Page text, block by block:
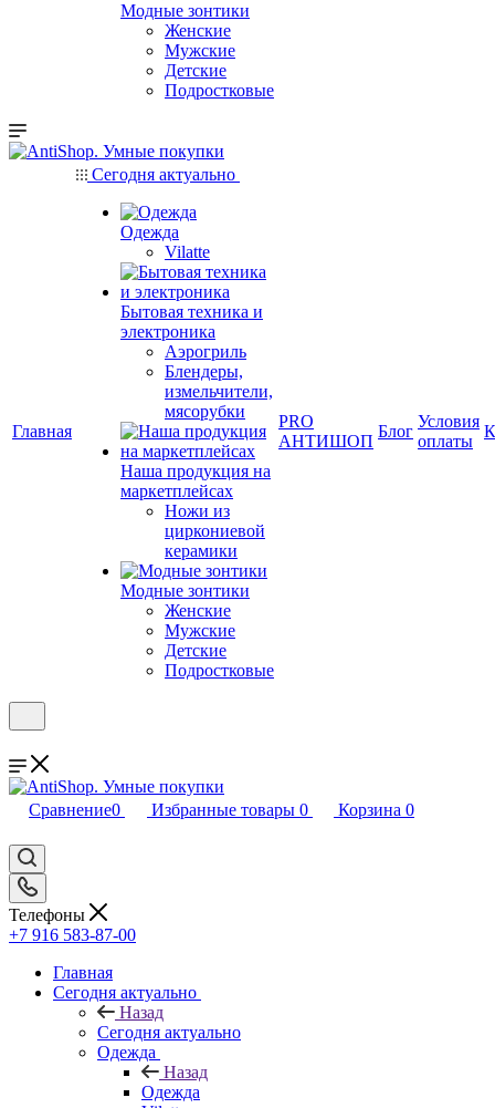
Модные зонтики
Женские
Мужские
Детские
Подростковые
Главная
Сегодня актуально
Одежда
Vilatte
Бытовая техника и
электроника
Аэрогриль
Блендеры,
измельчители,
мясорубки
Наша продукция на
маркетплейсах
Ножи из
циркониевой
керамики
Модные зонтики
Женские
Мужские
Детские
Подростковые
PRO
АНТИШОП
Блог
Условия
оплаты
Сравнение0 Избранные товары 0 Корзина 0
Телефоны
+7 916 583-87-00
Главная
Сегодня актуально
Назад
Сегодня актуально
Одежда
Назад
Одежда